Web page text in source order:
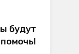
будут